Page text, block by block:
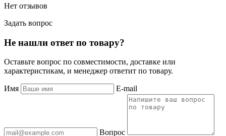
Нет отзывов
Задать вопрос
Не нашли ответ по товару?
Оставьте вопрос по совместимости, доставке или
характеристикам, и менеджер ответит по товару.
Имя E-mail
Вопрос